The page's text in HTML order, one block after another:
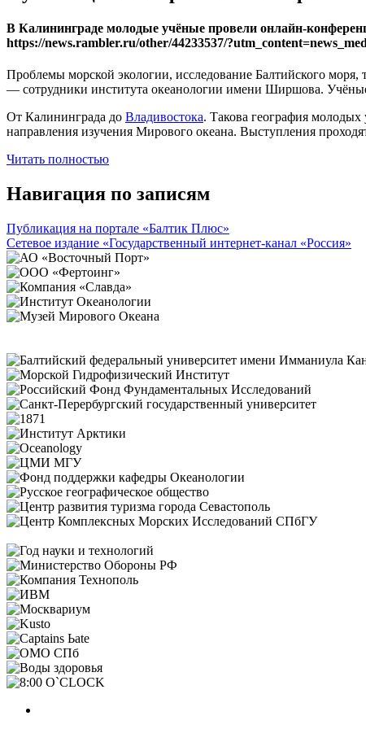
В Калининграде молодые учёные провели онлайн-
https://news.rambler.ru/other/44233537/
Проблемы морской экологии, исследование Балтийского
— сотрудники института океанологии имени Ширшова. Учёные
От Калининграда до Владивостока. Такова география
направления изучения Мирового океана. Выступления
Читать полностью
Навигация по записям
Публикация на портале «Балтик Плюс»
Сетевое издание «Государственный интернет-канал «Россия»